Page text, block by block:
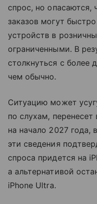
спрос, но опасаются,
заказов могут
устройств в
ограниченными. В
столкнуться с более
чем обычно.
Ситуацию может
по слухам, перенесет
на начало 2027 года,
эти сведения
спроса придется на
а альтернативой
iPhone Ultra.